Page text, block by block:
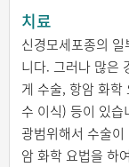
치료
신경모세포종의
니다. 그러나 많은
게 수술, 항암 화학
수 이식) 등이 있습
광범위해서 수술
암 화학 요법을 하